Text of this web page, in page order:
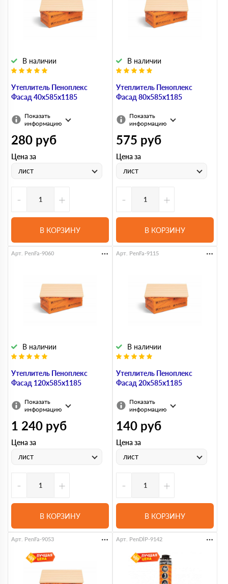
Утеплитель Пеноплекс
Фасад 40х585х1185
В наличии
Показать
информацию
280 руб
Цена за
лист
- +
В КОРЗИНУ
Утеплитель Пеноплекс
Фасад 80х585х1185
В наличии
Показать
информацию
575 руб
Цена за
лист
- +
В КОРЗИНУ
Утеплитель Пеноплекс
Фасад 120х585х1185
В наличии
Арт. PenFa-9060
Показать
информацию
1 240 руб
Цена за
лист
- +
В КОРЗИНУ
Утеплитель Пеноплекс
Фасад 20х585х1185
В наличии
Арт. PenFa-9115
Показать
информацию
140 руб
Цена за
лист
- +
В КОРЗИНУ
Арт. PenFa-9053 Арт. PenDlP-9142